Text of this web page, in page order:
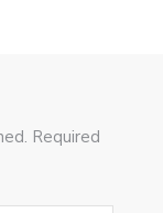
Required